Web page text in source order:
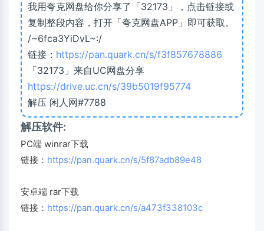
我用夸克网盘给你分享了「32173」，点击链接或
复制整段内容，打开「夸克网盘APP」即可获取。
/~6fca3YiDvL~:/
链接： https://pan.quark.cn/s/f3f857678886
「32173」来自UC网盘分享
https://drive.uc.cn/s/39b5019f95774
解压 闲人网#7788
解压软件:
PC端 winrar下载
链接： https://pan.quark.cn/s/5f87adb89e48
安卓端 rar下载
链接： https://pan.quark.cn/s/a473f338103c